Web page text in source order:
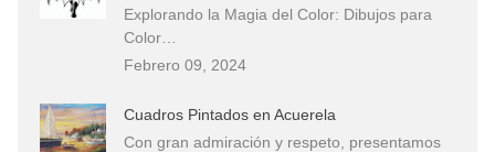
Explorando la Magia del Color: Dibujos para
Color…
Febrero 09, 2024
Cuadros Pintados en Acuerela
Con gran admiración y respeto, presentamos